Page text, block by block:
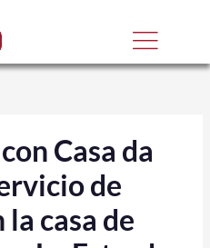
Casa da
de
casa de